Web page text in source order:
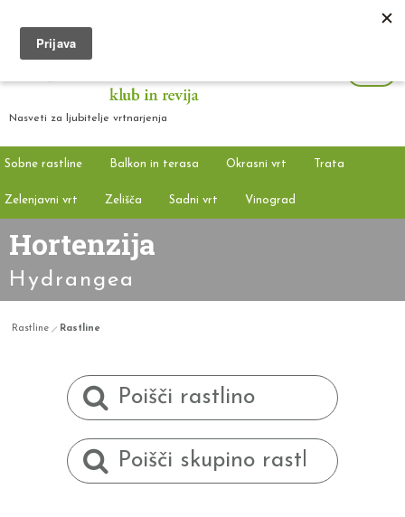
Nasveti za ljubitelje vrtnarjenja
Sobne rastline Balkon in terasa Okrasni vrt Trata
Zelenjavni vrt Zelišča Sadni vrt Vinograd
Hortenzija
Hydrangea
Rastline Rastline